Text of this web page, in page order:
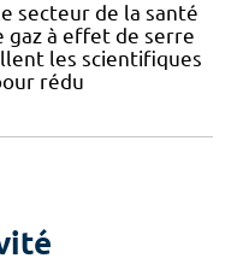
secteur de la santé
gaz à effet de serre
les scientifiques
rédu